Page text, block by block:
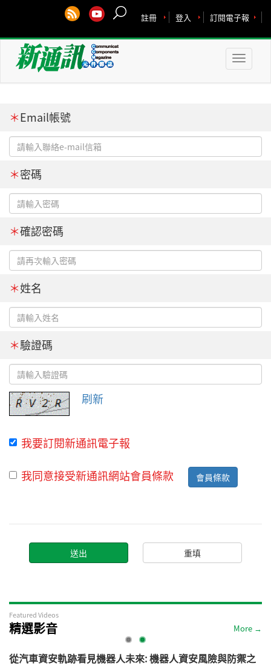
訂閱電子報
登入
註冊
Toggle
＊Email帳號
＊密碼
＊確認密碼
＊姓名
＊驗證碼
刷新
我要訂閱新通訊電子報
我同意接受新通訊網站會員條款
會員條款
Featured Videos
精選影音 More →
從汽車資安軌跡看見機器人未來: 機器人資安風險與防禦之